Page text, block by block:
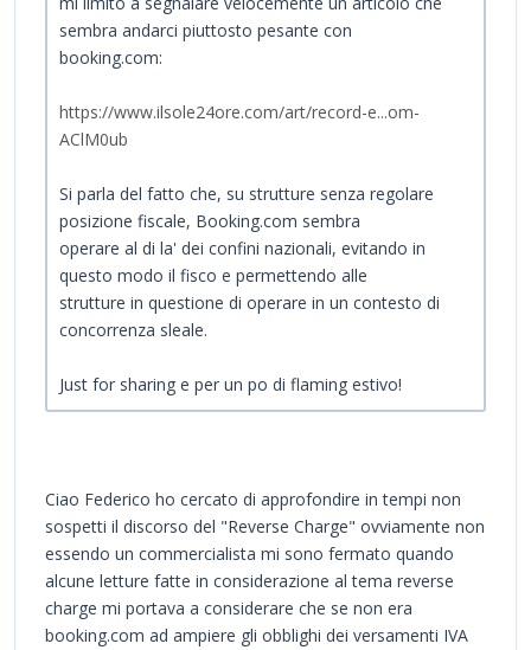
sembra andarci piuttosto pesante con
booking.com:
https://www.ilsole24ore.com/art/record-e...om-
AClM0ub
Si parla del fatto che, su strutture senza regolare
posizione fiscale, Booking.com sembra
operare al di la' dei confini nazionali, evitando in
questo modo il fisco e permettendo alle
strutture in questione di operare in un contesto di
concorrenza sleale.
Just for sharing e per un po di flaming estivo!
Ciao Federico ho cercato di approfondire in tempi non
sospetti il discorso del "Reverse Charge" ovviamente non
essendo un commercialista mi sono fermato quando
alcune letture fatte in considerazione al tema reverse
charge mi portava a considerare che se non era
booking.com ad ampiere gli obblighi dei versamenti IVA